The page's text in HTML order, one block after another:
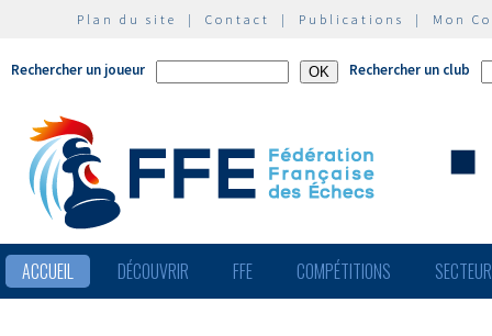
Plan du site | Contact | Publications | Mon
Rechercher un joueur Rechercher un club
ACCUEIL DÉCOUVRIR FFE COMPÉTITIONS